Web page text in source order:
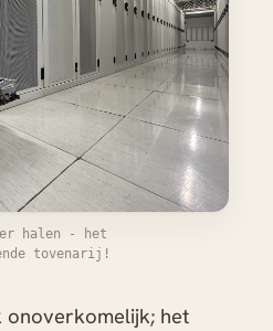
halen - het
tovenarij!
onoverkomelijk; het